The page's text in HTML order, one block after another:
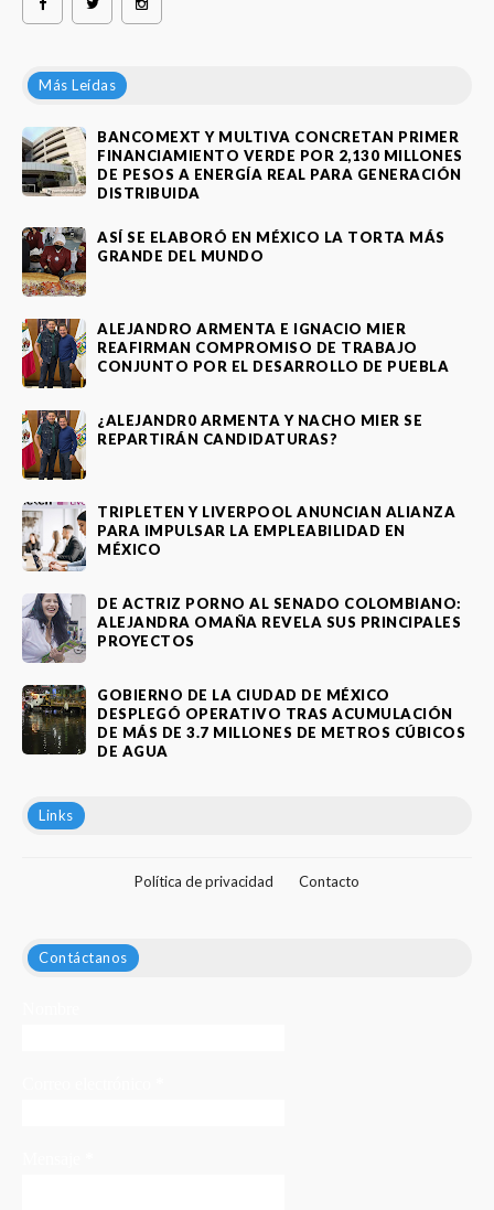
Más Leídas
BANCOMEXT Y MULTIVA CONCRETAN PRIMER
FINANCIAMIENTO VERDE POR 2,130 MILLONES
DE PESOS A ENERGÍA REAL PARA GENERACIÓN
DISTRIBUIDA
ASÍ SE ELABORÓ EN MÉXICO LA TORTA MÁS
GRANDE DEL MUNDO
ALEJANDRO ARMENTA E IGNACIO MIER
REAFIRMAN COMPROMISO DE TRABAJO
CONJUNTO POR EL DESARROLLO DE PUEBLA
¿ALEJANDR0 ARMENTA Y NACHO MIER SE
REPARTIRÁN CANDIDATURAS?
TRIPLETEN Y LIVERPOOL ANUNCIAN ALIANZA
PARA IMPULSAR LA EMPLEABILIDAD EN
MÉXICO
DE ACTRIZ PORNO AL SENADO COLOMBIANO:
ALEJANDRA OMAÑA REVELA SUS PRINCIPALES
PROYECTOS
GOBIERNO DE LA CIUDAD DE MÉXICO
DESPLEGÓ OPERATIVO TRAS ACUMULACIÓN
DE MÁS DE 3.7 MILLONES DE METROS CÚBICOS
DE AGUA
Links
Política de privacidad Contacto
Contáctanos